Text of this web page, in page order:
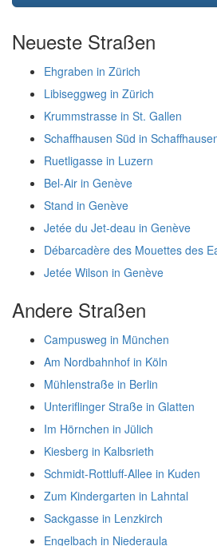
Neueste Straßen
Ehgraben in Zürich
Libiseggweg in Zürich
Krummstrasse in St. Gallen
Schaffhausen Süd in
Ruetligasse in Luzern
Bel-Air in Genève
Stand in Genève
Jetée du Jet-deau in Genève
Débarcadère des Mouettes des
Jetée Wilson in Genève
Andere Straßen
Campusweg in München
Am Nordbahnhof in Köln
Mühlenstraße in Berlin
Unteriflinger Straße in Glatten
Im Hörnchen in Jülich
Kiesberg in Kalbsrieth
Schmidt-Rottluff-Allee in Kuden
Zum Kindergarten in Lahntal
Sackgasse in Lenzkirch
Engelbach in Niederaula